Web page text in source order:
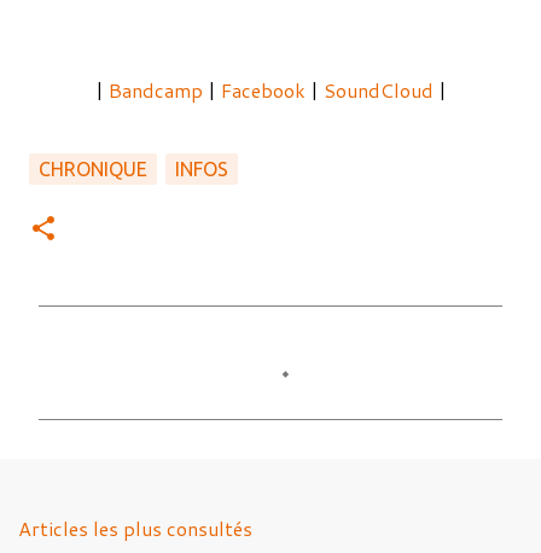
| Bandcamp | Facebook | SoundCloud |
CHRONIQUE INFOS
Articles les plus consultés